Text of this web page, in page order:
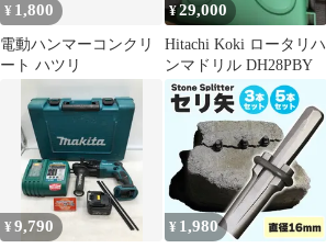
¥ 1,800
電動ハンマーコンクリ
ート ハツリ
¥29,000
Hitachi Koki ロータリハ
ンマドリル DH28PBY
¥9,790 ¥ 1,980